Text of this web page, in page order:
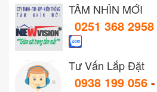
TẦM NHÌN MỚI
0251 368 2958
Tư Vấn Lắp Đặt
0938 199 056 -